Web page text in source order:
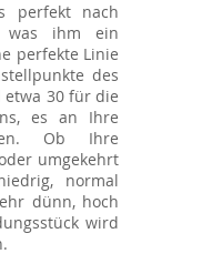
perfekt nach
was ihm ein
perfekte Linie
des
etwa 30 für die
es an Ihre
Ob Ihre
umgekehrt
normal
dünn, hoch
wird